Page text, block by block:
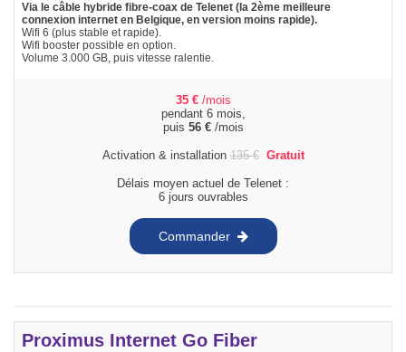
Via le câble hybride fibre-coax de Telenet (la 2ème meilleure
connexion internet en Belgique, en version moins rapide).
Wifi 6 (plus stable et rapide).
Wifi booster possible en option.
Volume 3.000 GB, puis vitesse ralentie.
35 € /mois
pendant 6 mois,
puis 56 €/mois
Activation & installation135€ Gratuit
Délais moyen actuel de Telenet :
6 jours ouvrables
Commander
Proximus Internet Go Fiber